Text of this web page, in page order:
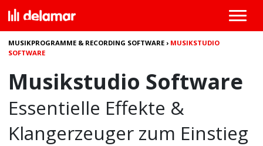
MUSIKPROGRAMME & RECORDING SOFTWARE › MUSIKSTUDIO
SOFTWARE
Musikstudio Software
Essentielle Effekte &
Klangerzeuger zum Einstieg